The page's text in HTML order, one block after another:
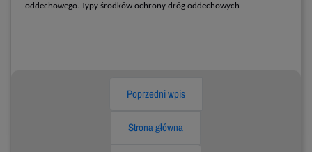
oddechowego. Typy środków ochrony dróg oddechowych
Poprzedni wpis
Strona główna